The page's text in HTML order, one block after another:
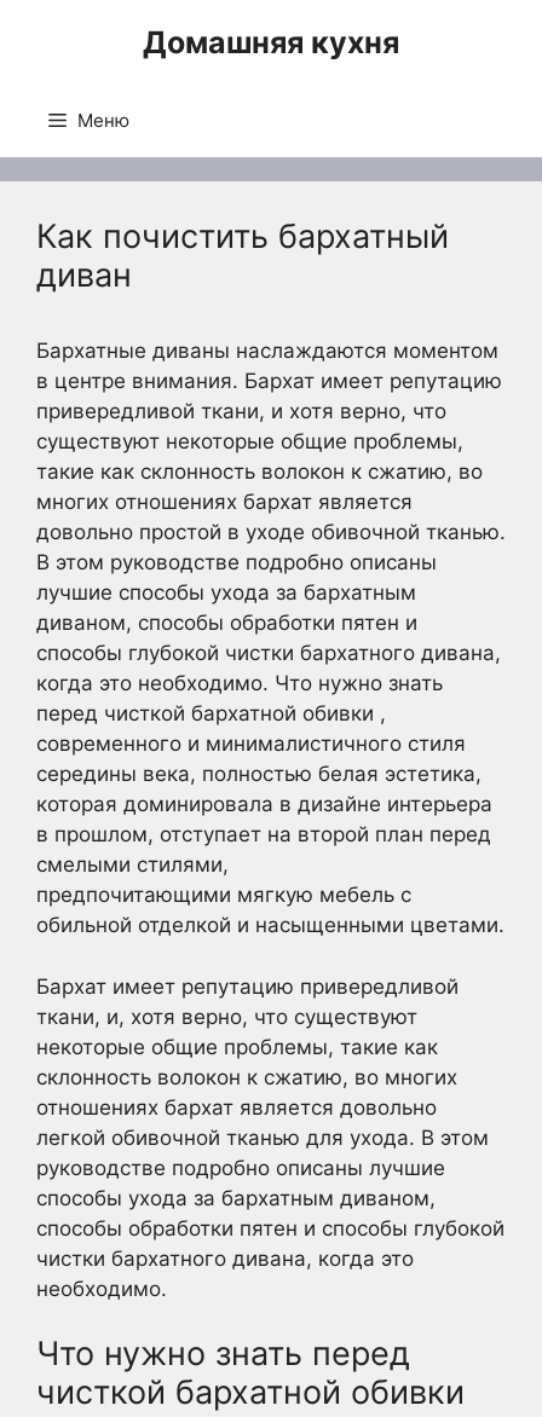
Домашняя кухня
Меню
Как почистить бархатный
диван
Бархатные диваны наслаждаются моментом
в центре внимания. Бархат имеет репутацию
привередливой ткани, и хотя верно, что
существуют некоторые общие проблемы,
такие как склонность волокон к сжатию, во
многих отношениях бархат является
довольно простой в уходе обивочной тканью.
В этом руководстве подробно описаны
лучшие способы ухода за бархатным
диваном, способы обработки пятен и
способы глубокой чистки бархатного дивана,
когда это необходимо. Что нужно знать
перед чисткой бархатной обивки ,
современного и минималистичного стиля
середины века, полностью белая эстетика,
которая доминировала в дизайне интерьера
в прошлом, отступает на второй план перед
смелыми стилями,
предпочитающими мягкую мебель с
обильной отделкой и насыщенными цветами.
Бархат имеет репутацию привередливой
ткани, и, хотя верно, что существуют
некоторые общие проблемы, такие как
склонность волокон к сжатию, во многих
отношениях бархат является довольно
легкой обивочной тканью для ухода. В этом
руководстве подробно описаны лучшие
способы ухода за бархатным диваном,
способы обработки пятен и способы глубокой
чистки бархатного дивана, когда это
необходимо.
Что нужно знать перед
чисткой бархатной обивки